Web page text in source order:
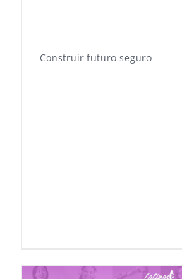
Construir futuro seguro